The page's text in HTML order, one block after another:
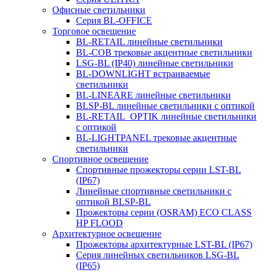
Офисные светильники
Серия BL-OFFICE
Торговое освещение
BL-RETAIL линейные светильники
BL-COB трековые акцентные светильники
LSG-BL (IP40) линейные светильники
BL-DOWNLIGHT встраиваемые
светильники
BL-LINEARE линейные светильники
BLSP-BL линейные светильники с оптикой
BL-RETAIL_OPTIK линейные светильники
с оптикой
BL-LIGHTPANEL трековые акцентные
светильники
Спортивное освещение
Спортивные прожекторы серии LST-BL
(IP67)
Линейные спортивные светильники с
оптикой BLSP-BL
Прожекторы серии (OSRAM) ECO CLASS
HP FLOOD
Архитектурное освещение
Прожекторы архитектурные LST-BL (IP67)
Серия линейных светильников LSG-BL
(IP65)